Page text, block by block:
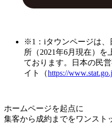
※1：iタウンページは、
所（2021年6月現在）
ております。日本の民
イト（https://
ホームページを起点に
集客から成約までをワンスト